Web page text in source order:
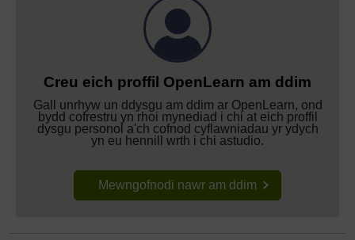
Creu eich proffil OpenLearn am ddim
Gall unrhyw un ddysgu am ddim ar OpenLearn, ond
bydd cofrestru yn rhoi mynediad i chi at eich proffil
dysgu personol a'ch cofnod cyflawniadau yr ydych
yn eu hennill wrth i chi astudio.
Mewngofnodi nawr am ddim